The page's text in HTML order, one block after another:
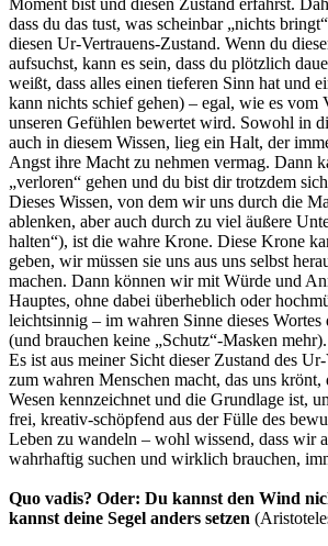
dass du das tust, was scheinbar „nichts
diesen Ur-Vertrauens-Zustand. Wenn du
aufsuchst, kann es sein, dass du plötzlich
weißt, dass alles einen tieferen Sinn hat und
kann nichts schief gehen) – egal, wie es vom
unseren Gefühlen bewertet wird. Sowohl in
auch in diesem Wissen, lieg ein Halt, der
Angst ihre Macht zu nehmen vermag. Dann
„verloren“ gehen und du bist dir trotzdem
Dieses Wissen, von dem wir uns durch die
ablenken, aber auch durch zu viel äußere
halten“), ist die wahre Krone. Diese Krone
geben, wir müssen sie uns aus uns selbst
machen. Dann können wir mit Würde und
Hauptes, ohne dabei überheblich oder
leichtsinnig – im wahren Sinne dieses Wortes
(und brauchen keine „Schutz“-Masken mehr).
Es ist aus meiner Sicht dieser Zustand des
zum wahren Menschen macht, das uns krönt,
Wesen kennzeichnet und die Grundlage ist,
frei, kreativ-schöpfend aus der Fülle des
Leben zu wandeln – wohl wissend, dass wir
wahrhaftig suchen und wirklich brauchen,
Quo vadis? Oder: Du kannst den Wind
kannst deine Segel anders setzen